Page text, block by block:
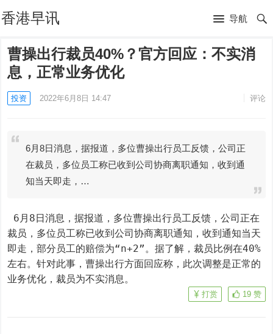
香港早讯 导航
曹操出行裁员40%？官方回应：不实消
息，正常业务优化
投资 2022年6月8日 14:47 评论
6月8日消息，据报道，多位曹操出行员工反馈，公司正
在裁员，多位员工称已收到公司协商离职通知，收到通
知当天即走，…
裁员，多位员工称已收到公司协商离职通知，收到通知当天
即走，部分员工的赔偿为“n+2”。据了解，裁员比例在40%
左右。针对此事，曹操出行方面回应称，此次调整是正常的
业务优化，裁员为不实消息。
19 赞
打赏